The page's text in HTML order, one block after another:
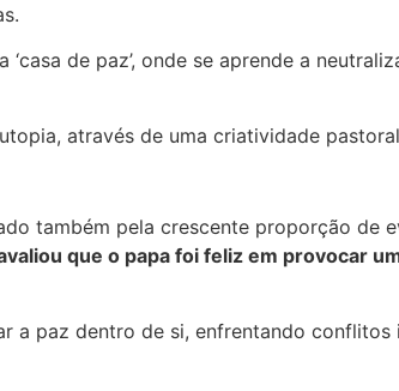
de paz’, onde se aprende a
através de uma criatividade
também pela crescente proporção de
que o papa foi feliz em provocar
a paz dentro de si, enfrentando